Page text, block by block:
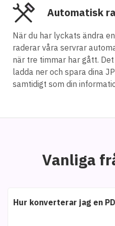
Automatisk
När du har lyckats ändra
raderar våra servrar
när tre timmar har gått.
ladda ner och spara dina
samtidigt som din
Vanliga
Hur konverterar jag en